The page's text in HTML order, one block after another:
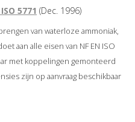
5771 (Dec. 1996)
van waterloze ammoniak,
aan alle eisen van NF EN ISO
met koppelingen gemonteerd
zijn op aanvraag beschikbaar